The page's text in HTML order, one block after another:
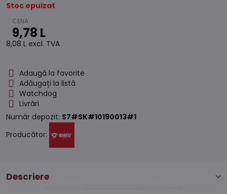
Stoc epuizat
9,78 L
8,08 L excl. TVA
Adaugă la favorite
Adăugați la listă
Watchdog
Livrări
Număr depozit: S7#SK#10190013#1
Producător:
Descriere